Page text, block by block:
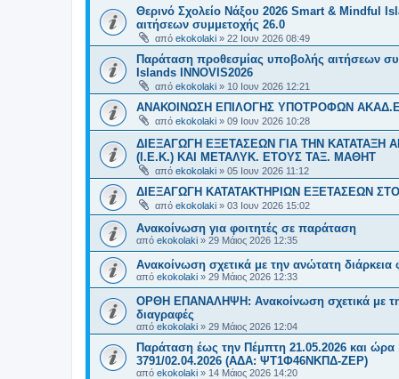
Θερινό Σχολείο Νάξου 2026 Smart & Mindful
αιτήσεων συμμετοχής 26.0
από ekokolaki » 22 Ιουν 2026 08:49
Παράταση προθεσμίας υποβολής αιτήσεων
Islands INNOVIS2026
από ekokolaki » 10 Ιουν 2026 12:21
ΑΝΑΚΟΙΝΩΣΗ ΕΠΙΛΟΓΗΣ ΥΠΟΤΡΟΦΩΝ
από ekokolaki » 09 Ιουν 2026 10:28
ΔΙΕΞΑΓΩΓΗ ΕΞΕΤΑΣΕΩΝ ΓΙΑ ΤΗΝ ΚΑΤΑΤΑΞΗ
(Ι.Ε.Κ.) ΚΑΙ ΜΕΤΑΛΥΚ. ΕΤΟΥΣ ΤΑΞ. ΜΑΘΗΤ
από ekokolaki » 05 Ιουν 2026 11:12
ΔΙΕΞΑΓΩΓΗ ΚΑΤΑΤΑΚΤΗΡΙΩΝ ΕΞΕΤΑΣΕΩΝ
από ekokolaki » 03 Ιουν 2026 15:02
Ανακοίνωση για φοιτητές σε παράταση
από ekokolaki » 29 Μάιος 2026 12:35
Ανακοίνωση σχετικά με την ανώτατη διάρκεια
από ekokolaki » 29 Μάιος 2026 12:33
ΟΡΘΗ ΕΠΑΝΑΛΗΨΗ: Ανακοίνωση σχετικά με
διαγραφές
από ekokolaki » 29 Μάιος 2026 12:04
Παράταση έως την Πέμπτη 21.05.2026 και
3791/02.04.2026 (ΑΔΑ: ΨΤ1Φ46ΝΚΠΔ-ΖΕΡ)
από ekokolaki » 14 Μάιος 2026 14:20